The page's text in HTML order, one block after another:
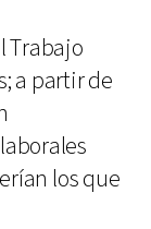
Trabajo
a partir de
los que